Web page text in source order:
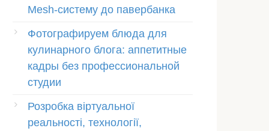
Mesh-систему до павербанка
Фотографируем блюда для
кулинарного блога: аппетитные
кадры без профессиональной
студии
Розробка віртуальної
реальності, технології,